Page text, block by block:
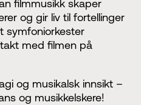
filmmusikk skaper
og gir liv til fortellinger
symfoniorkester
med filmen på
og musikalsk innsikt –
og musikkelskere!